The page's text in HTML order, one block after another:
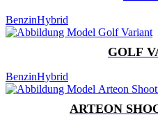
BenzinHybrid
GOLF
BenzinHybrid
ARTEON